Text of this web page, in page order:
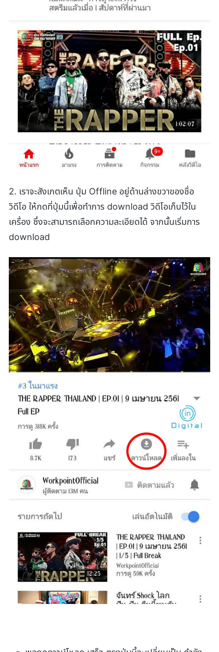
2. เราจะสังเกตเห็น ปุ่ม Offline อยู่ด้านล่างขวาของชื่อ
วิดีโอ ให้กดที่ปุ่มนี้เพื่อทำการ download วิดีโอเก็บไว้ใน
เครื่อง ซึ่งจะสามารถเลือกความละเอียดได้ จากนั้นเริ่มการ
download